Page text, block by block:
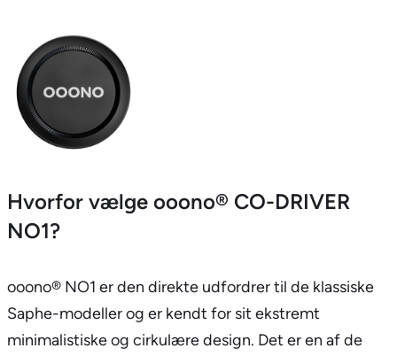
Hvorfor vælge ooono® CO-DRIVER
NO1?
ooono® NO1 er den direkte udfordrer til de klassiske
Saphe-modeller og er kendt for sit ekstremt
minimalistiske og cirkulære design. Det er en af de